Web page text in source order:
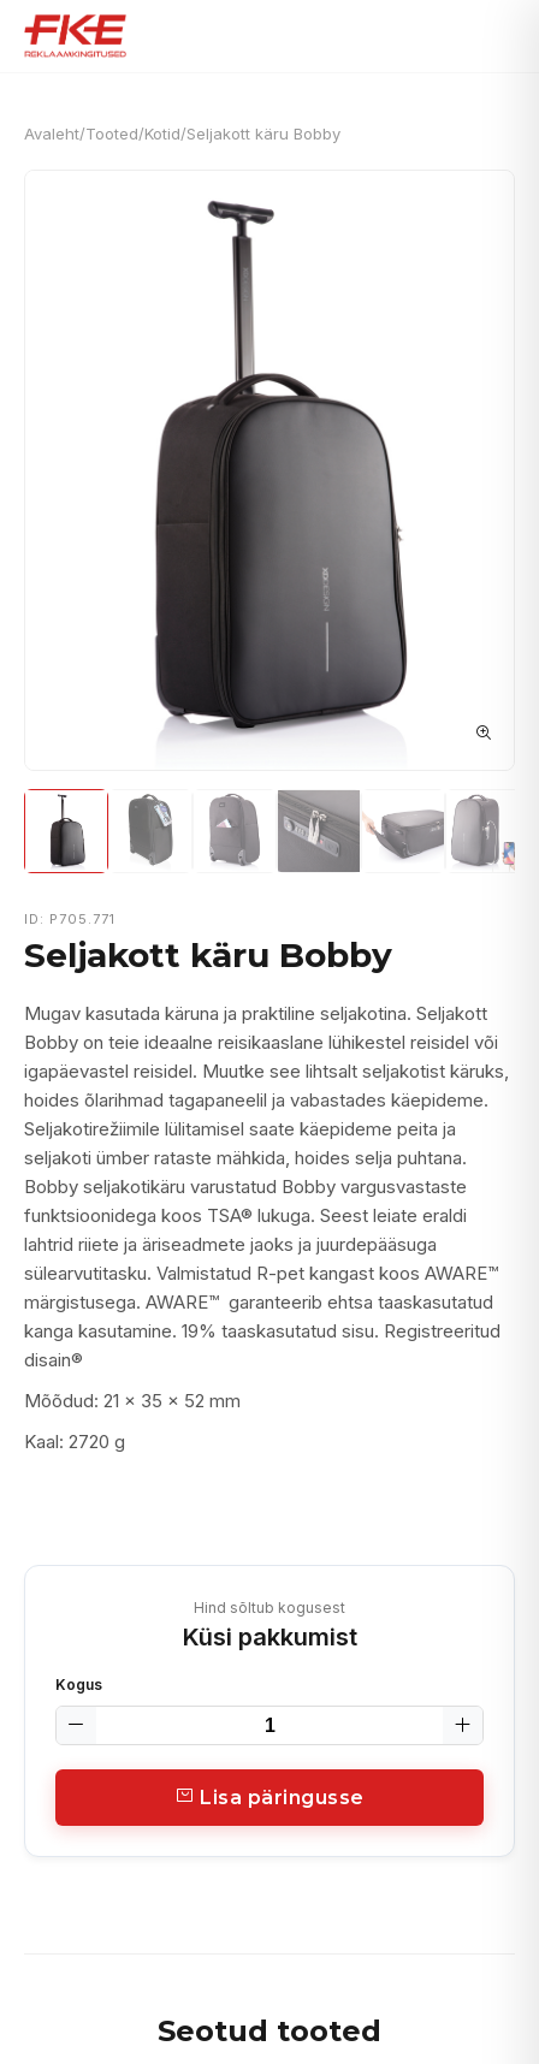
Avaleht/Tooted/Kotid/Seljakott käru Bobby
ID: P705.771
Seljakott käru Bobby
Mugav kasutada käruna ja praktiline seljakotina. Seljakott
Bobby on teie ideaalne reisikaaslane lühikestel reisidel või
igapäevastel reisidel. Muutke see lihtsalt seljakotist käruks,
hoides õlarihmad tagapaneelil ja vabastades käepideme.
Seljakotirežiimile lülitamisel saate käepideme peita ja
seljakoti ümber rataste mähkida, hoides selja puhtana.
Bobby seljakotikäru varustatud Bobby vargusvastaste
funktsioonidega koos TSA® lukuga. Seest leiate eraldi
lahtrid riiete ja äriseadmete jaoks ja juurdepääsuga
sülearvutitasku. Valmistatud R-pet kangast koos AWARE™
märgistusega. AWARE™ garanteerib ehtsa taaskasutatud
kanga kasutamine. 19% taaskasutatud sisu. Registreeritud
disain®
Mõõdud: 21 x 35 x 52 mm
Kaal: 2720 ​​g
Hind sõltub kogusest
Küsi pakkumist
Kogus
Lisa päringusse
Seotud tooted